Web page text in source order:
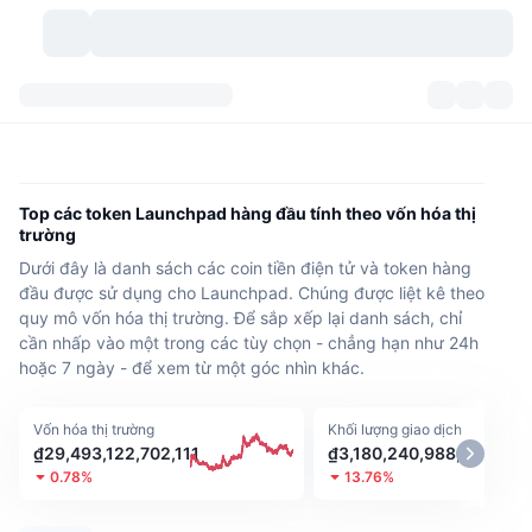
Xem Nhanh Lịch Sử Thị Trường
Mở khóa token
Lợi nhuận
Tài sản ngoài đời thực
Tổng quan thị trường
Thị trường Spot
Số lượng tiền mã hóa
Kho bạc Bitcoin
Kho bạc BNB
Xu hướng
Mới
Tăng giá
Trình khám phá Meme
Trao đổi
Sàn giao dịch tập trung
Giao ngay
Phái sinh
Cộng đồng
Feeds
Chủ đề
Phát trực tiếp
API
API
Crypto API
Sản phẩm
Sản phẩm
Top các token Launchpad hàng đầu tính theo vốn hóa thị
trường
Dưới đây là danh sách các coin tiền điện tử và token hàng
đầu được sử dụng cho Launchpad. Chúng được liệt kê theo
quy mô vốn hóa thị trường. Để sắp xếp lại danh sách, chỉ
cần nhấp vào một trong các tùy chọn - chẳng hạn như 24h
hoặc 7 ngày - để xem từ một góc nhìn khác.
Vốn hóa thị trường
₫29,493,122,702,111
0.78%
Khối lượng giao dịch
₫3,180,240,988,945
13.76%